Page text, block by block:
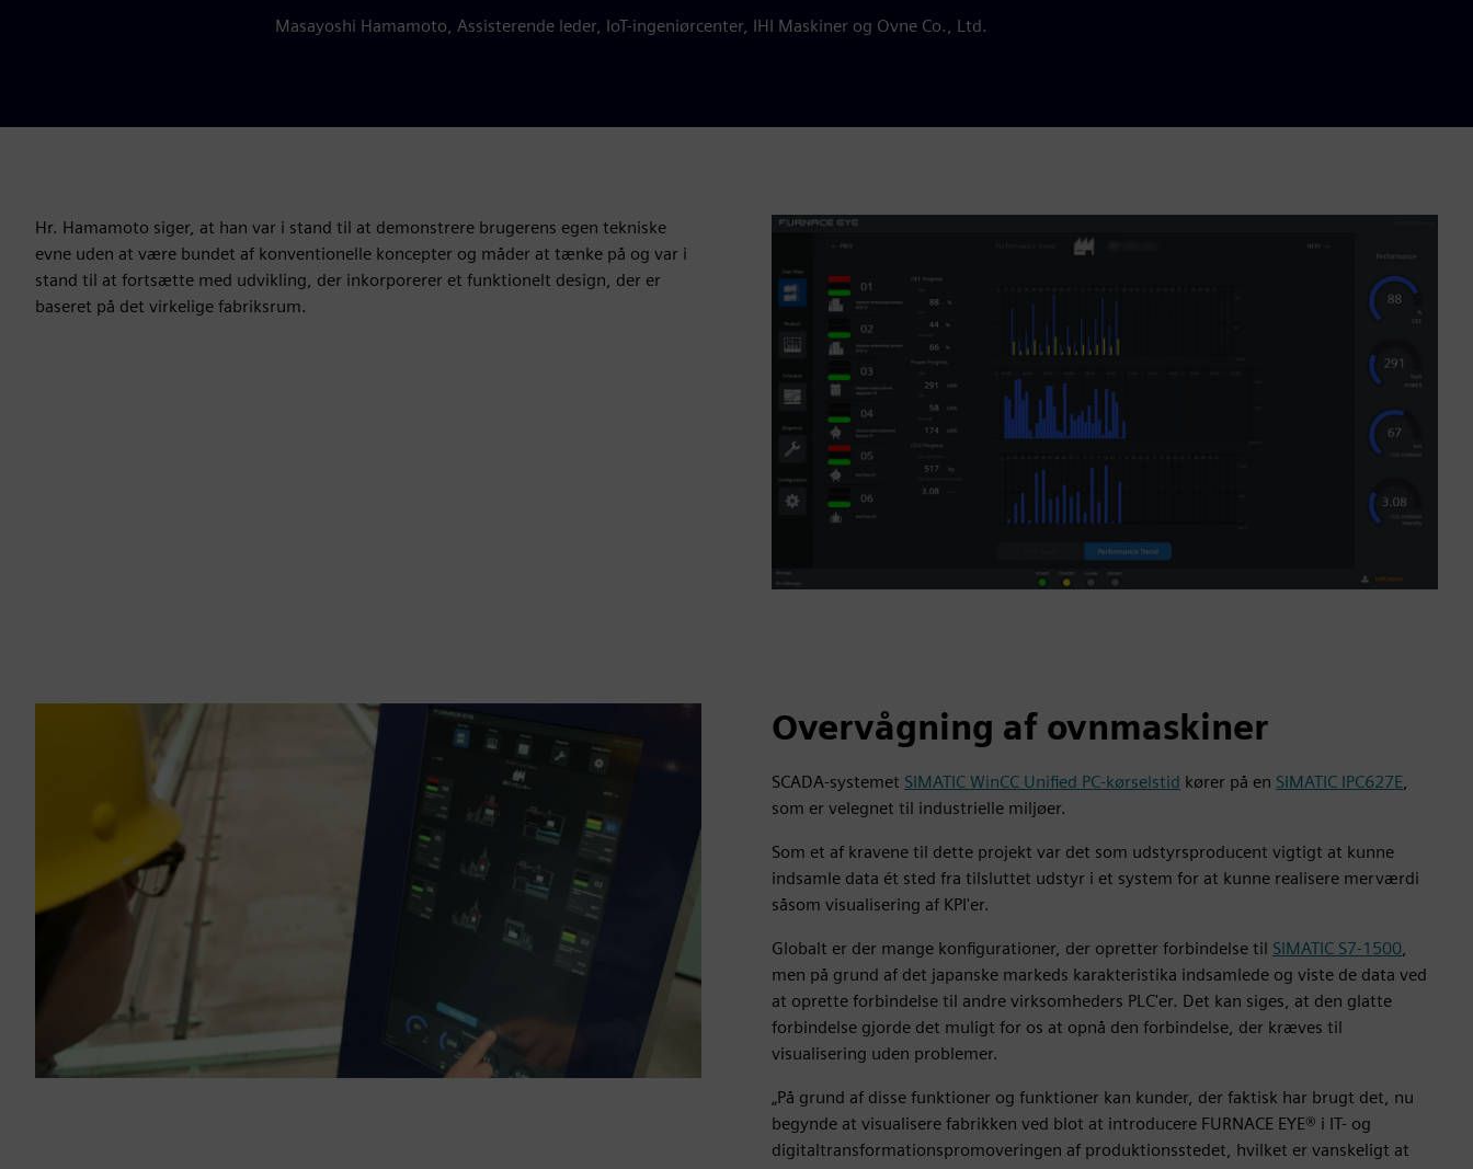
Masayoshi Hamamoto, Assisterende leder, IoT-ingeniørcenter, IHI Maskiner og Ovne Co., Ltd.
Hr. Hamamoto siger, at han var i stand til at demonstrere brugerens egen tekniske
evne uden at være bundet af konventionelle koncepter og måder at tænke på og var i
stand til at fortsætte med udvikling, der inkorporerer et funktionelt design, der er
baseret på det virkelige fabriksrum.
Overvågning af ovnmaskiner
SCADA-systemet SIMATIC WinCC Unified PC-kørselstid kører på en SIMATIC IPC627E,
som er velegnet til industrielle miljøer.
Som et af kravene til dette projekt var det som udstyrsproducent vigtigt at kunne
indsamle data ét sted fra tilsluttet udstyr i et system for at kunne realisere merværdi
såsom visualisering af KPI'er.
Globalt er der mange konfigurationer, der opretter forbindelse til SIMATIC S7-1500,
men på grund af det japanske markeds karakteristika indsamlede og viste de data ved
at oprette forbindelse til andre virksomheders PLC'er. Det kan siges, at den glatte
forbindelse gjorde det muligt for os at opnå den forbindelse, der kræves til
visualisering uden problemer.
„På grund af disse funktioner og funktioner kan kunder, der faktisk har brugt det, nu
begynde at visualisere fabrikken ved blot at introducere FURNACE EYE® i IT- og
digitaltransformationspromoveringen af produktionsstedet, hvilket er vanskeligt at